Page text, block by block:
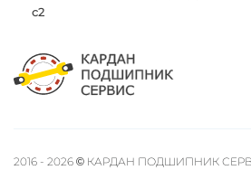
с2
2016 - 2026 © КАРДАН ПОДШИПНИК